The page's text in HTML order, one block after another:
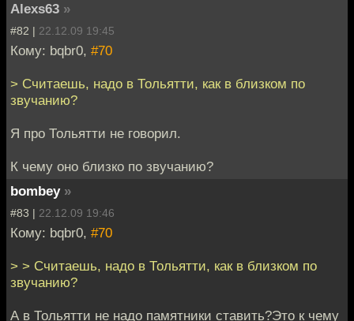
Alexs63 »
#82 | 22.12.09 19:45
Кому: bqbr0, #70
> Считаешь, надо в Тольятти, как в близком по
звучанию?
Я про Тольятти не говорил.
К чему оно близко по звучанию?
bombey »
#83 | 22.12.09 19:46
Кому: bqbr0, #70
> > Считаешь, надо в Тольятти, как в близком по
звучанию?
А в Тольятти не надо памятники ставить?Это к чему